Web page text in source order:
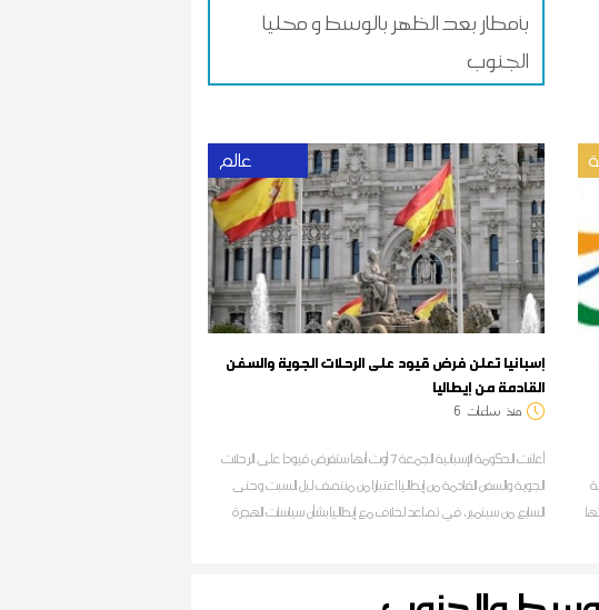
بأمطار بعد الظهر بالوسط و محليا
الجنوب
عالم
إسبانيا تعلن فرض قيود على الرحلات الجوية والسفن
القادمة من إيطاليا
منذ ساعات 6
أعلنت الحكومة الإسبانية الجمعة 7 أوت أنها ستفرض قيودا على الرحلات
الجوية والسفن القادمة من إيطاليا اعتبارا من منتصف ليل السبت وحتى
السابع من سبتمبر، في تصاعد لخلاف مع إيطاليا بشأن سياسات الهجرة